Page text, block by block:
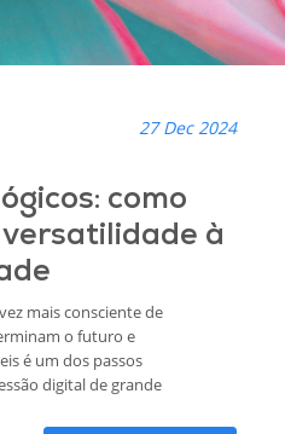
27 Dec 2024
como
à
mais consciente de
o futuro e
é um dos passos
digital de grande